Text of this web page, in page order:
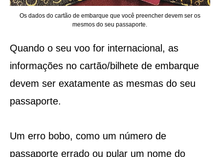
Os dados do cartão de embarque que você preencher devem ser os
mesmos do seu passaporte.
Quando o seu voo for internacional, as
informações no cartão/bilhete de embarque
devem ser exatamente as mesmas do seu
passaporte.
Um erro bobo, como um número de
passaporte errado ou pular um nome do